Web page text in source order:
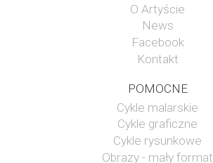
O Artyście
News
Facebook
Kontakt
POMOCNE
Cykle malarskie
Cykle graficzne
Cykle rysunkowe
Obrazy - mały format